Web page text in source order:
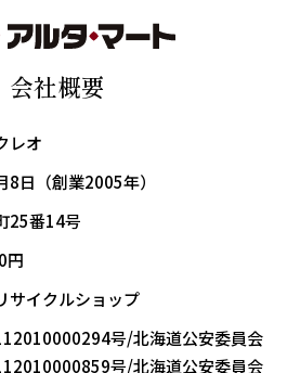
会社概要
レオ
8日（創業2005年）
25番14号
円
サイクルショップ
号/北海道公安委員会
号/北海道公安委員会